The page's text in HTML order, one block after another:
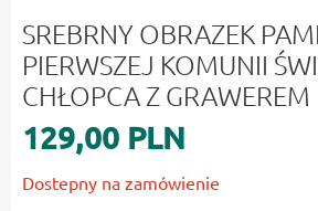
SREBRNY OBRAZEK
PIERWSZEJ KOMUNII
CHŁOPCA Z GRAWEREM
129,00 PLN
Dostepny na zamówienie